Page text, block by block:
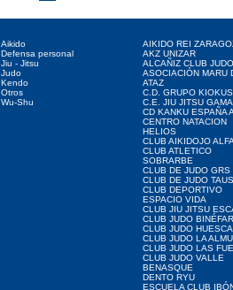
Aikido
Defensa personal
Jiu - Jitsu
Judo
Kendo
Otros
Wu-Shu
AIKIDO REI
AKZ UNIZAR
ALCAÑIZ CLUB JUDO
ASOCIACIÓN MARU
ATAZ
C.D. GRUPO
C.E. JIU JITSU
CD KANKU ESPAÑA
CENTRO NATACION
HELIOS
CLUB AIKIDOJO
CLUB ATLETICO
SOBRARBE
CLUB DE JUDO GRS
CLUB DE JUDO
CLUB DEPORTIVO
ESPACIO VIDA
CLUB JIU JITSU
CLUB JUDO BINÉFAR
CLUB JUDO HUESCA
CLUB JUDO LA
CLUB JUDO LAS
CLUB JUDO VALLE
BENASQUE
DENTO RYU
ESCUELA CLUB